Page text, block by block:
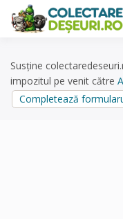
content
Susține
impozitul pe venit către
Completează